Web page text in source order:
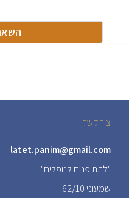
צור קשר
latet.panim@gmail.com
"לתת פנים לנופלים"
שמעוני 62/10